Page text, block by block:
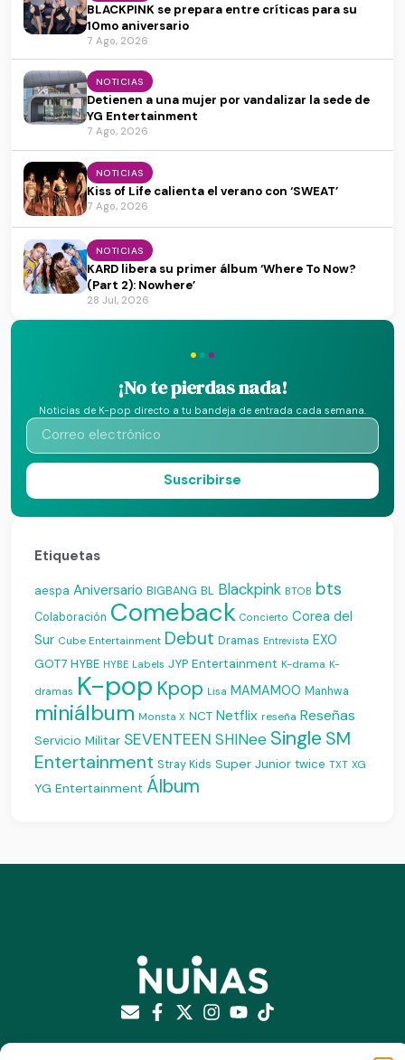
BLACKPINK se prepara entre críticas para su
10mo aniversario
7 Ago, 2026
NOTICIAS
Detienen a una mujer por vandalizar la sede de
YG Entertainment
7 Ago, 2026
NOTICIAS
Kiss of Life calienta el verano con ‘SWEAT’
7 Ago, 2026
NOTICIAS
KARD libera su primer álbum ‘Where To Now?
(Part 2): Nowhere’
28 Jul, 2026
···
¡No te pierdas nada!
Noticias de K-pop directo a tu bandeja de entrada cada semana.
Suscribirse
Etiquetas
aespa Aniversario BIGBANG BL Blackpink BTOB bts
Colaboración Comeback Concierto Corea del
Sur Cube Entertainment Debut Dramas Entrevista EXO
GOT7 HYBE HYBE Labels JYP Entertainment K-drama K-
dramas K-pop Kpop Lisa MAMAMOO Manhwa
miniálbum Monsta X NCT Netflix reseña Reseñas
Servicio Militar SEVENTEEN SHINee Single SM
Entertainment Stray Kids Super Junior twice TXT XG
YG Entertainment Álbum